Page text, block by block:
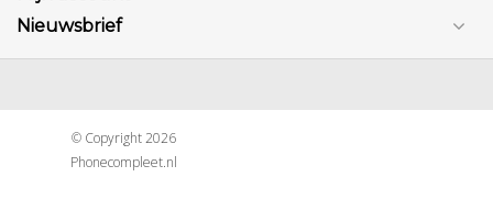
Nieuwsbrief
© Copyright 2026
Phonecompleet.nl